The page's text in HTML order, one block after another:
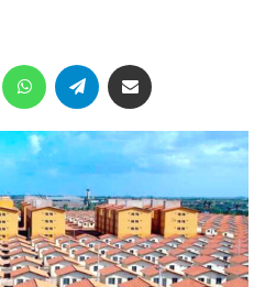
MessengerWhatsAppTelegram